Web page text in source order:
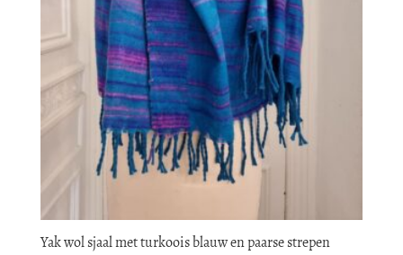
Yak wol sjaal met turkoois blauw en paarse strepen